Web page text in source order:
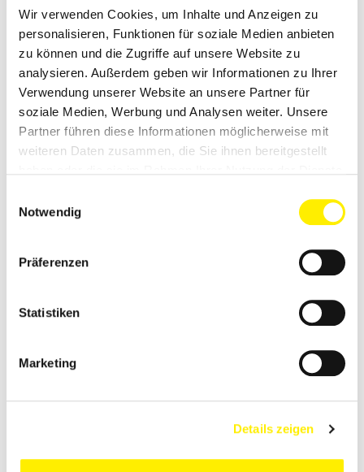
Wir verwenden Cookies, um Inhalte und Anzeigen zu
personalisieren, Funktionen für soziale Medien anbieten
zu können und die Zugriffe auf unsere Website zu
analysieren. Außerdem geben wir Informationen zu Ihrer
Verwendung unserer Website an unsere Partner für
soziale Medien, Werbung und Analysen weiter. Unsere
Partner führen diese Informationen möglicherweise mit
weiteren Daten zusammen, die Sie ihnen bereitgestellt
Notwendig
Präferenzen
Statistiken
Marketing
Details zeigen
(Karlsruhe).www.united-kiosk.de
Kontakt
LeserAuskunft /United-Kiosk.de
SERVICE (ZIS)
Informations-Service
1.500 Fachzeitschriften,
Zeitschriften und
300 Verlagen in Deutschland, Österreich und der Schweiz.Hier